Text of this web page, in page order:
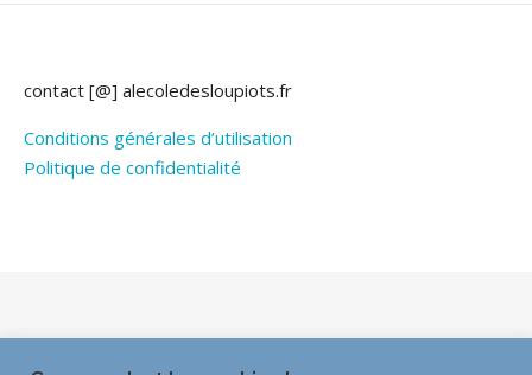
contact [@] alecoledesloupiots.fr
Conditions générales d’utilisation
Politique de confidentialité